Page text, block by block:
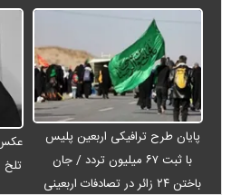
پایان طرح ترافیکی اربعین پلیس
با ثبت ۶۷ میلیون تردد / جان
باختن ۲۴ زائر در تصادفات اربعینی
تلخ